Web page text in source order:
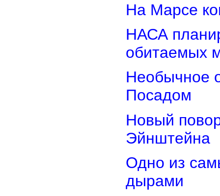
На Марсе
НАСА
обитаемых
Необычное
Посадом
Новый
Эйнштейна
Одно из
дырами